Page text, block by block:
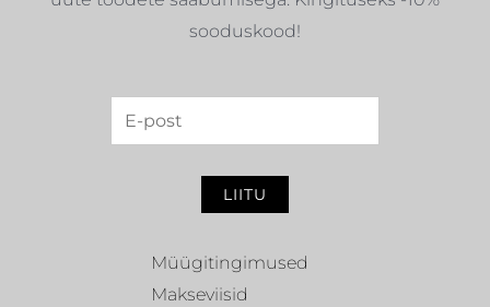
sooduskood!
LIITU
Müügitingimused
Makseviisid